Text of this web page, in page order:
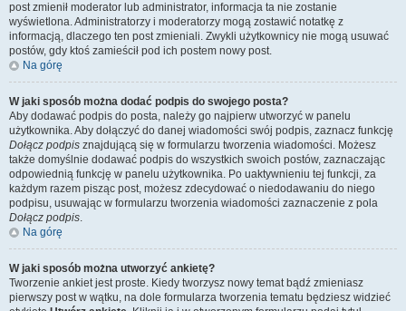
post zmienił moderator lub administrator, informacja ta nie zostanie
wyświetlona. Administratorzy i moderatorzy mogą zostawić notatkę z
informacją, dlaczego ten post zmieniali. Zwykli użytkownicy nie mogą usuwać
postów, gdy ktoś zamieścił pod ich postem nowy post.
Na górę
W jaki sposób można dodać podpis do swojego posta?
Aby dodawać podpis do posta, należy go najpierw utworzyć w panelu
użytkownika. Aby dołączyć do danej wiadomości swój podpis, zaznacz funkcję
Dołącz podpis znajdującą się w formularzu tworzenia wiadomości. Możesz
także domyślnie dodawać podpis do wszystkich swoich postów, zaznaczając
odpowiednią funkcję w panelu użytkownika. Po uaktywnieniu tej funkcji, za
każdym razem pisząc post, możesz zdecydować o niedodawaniu do niego
podpisu, usuwając w formularzu tworzenia wiadomości zaznaczenie z pola
Dołącz podpis.
Na górę
W jaki sposób można utworzyć ankietę?
Tworzenie ankiet jest proste. Kiedy tworzysz nowy temat bądź zmieniasz
pierwszy post w wątku, na dole formularza tworzenia tematu będziesz widzieć